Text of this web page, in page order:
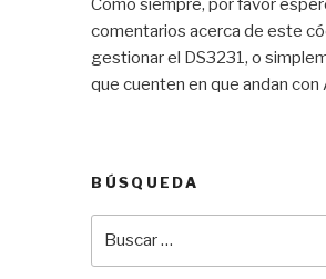
comentarios acerca de este
gestionar el DS3231, o
que cuenten en que andan con
BÚSQUEDA